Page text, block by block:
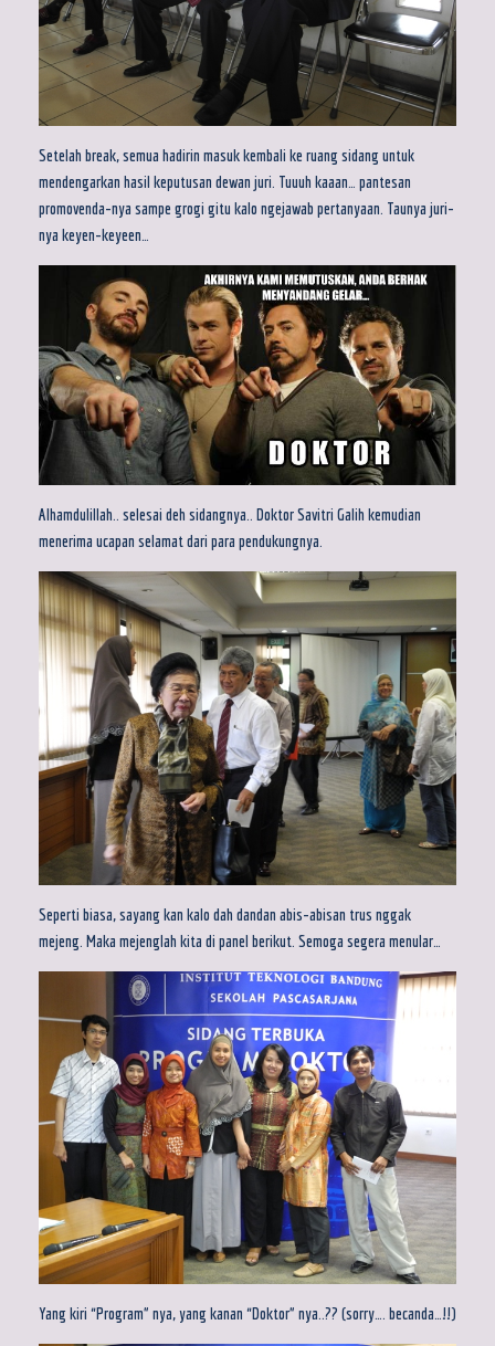
Setelah break, semua hadirin masuk kembali ke ruang sidang untuk
mendengarkan hasil keputusan dewan juri. Tuuuh kaaan… pantesan
promovenda-nya sampe grogi gitu kalo ngejawab pertanyaan. Taunya juri-
nya keyen-keyeen…
Alhamdulillah.. selesai deh sidangnya.. Doktor Savitri Galih kemudian
menerima ucapan selamat dari para pendukungnya.
Seperti biasa, sayang kan kalo dah dandan abis-abisan trus nggak
mejeng. Maka mejenglah kita di panel berikut. Semoga segera menular…
Yang kiri “Program” nya, yang kanan “Doktor” nya..?? (sorry…. becanda…!!)